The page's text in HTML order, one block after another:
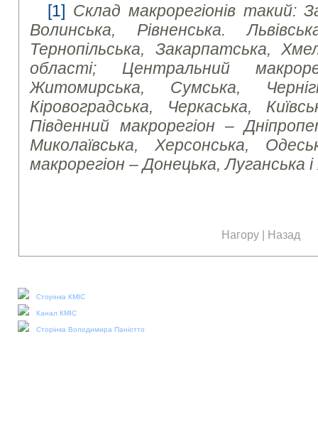
[1] Склад макрорегіонів такий:
Волинська, Рівненська.
Тернопільська, Закарпатська,
області; Центральний
Житомирська, Сумська,
Кіровоградська, Черкаська,
Південний макрорегіон –
Миколаївська, Херсонська,
макрорегіон – Донецька, Луганська
Нагору | Назад
Сторінка КМІС
Канал КМІС
Сторінка Володимира Паніотто